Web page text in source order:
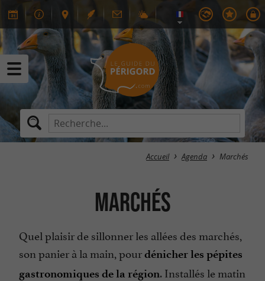
Accueil Agenda Marchés
Marchés
Quel plaisir de sillonner les allées des marchés,
son panier à la main, pourdénicher les pépites
gastronomiques de la région. Installés le matin